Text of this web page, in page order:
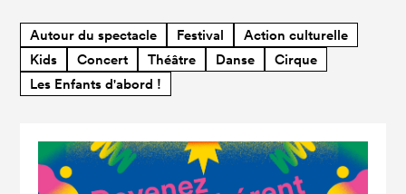
Autour du spectacle Festival
Action culturelle
Kids
Concert Théâtre Danse
Cirque
Les Enfants d'abord !